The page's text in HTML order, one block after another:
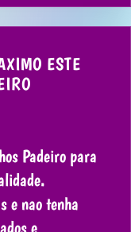
ESTE
Padeiro para
e nao tenha
e